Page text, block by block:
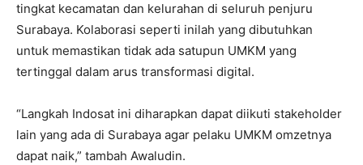
tingkat kecamatan dan kelurahan di seluruh penjuru
Surabaya. Kolaborasi seperti inilah yang dibutuhkan
untuk memastikan tidak ada satupun UMKM yang
tertinggal dalam arus transformasi digital.
“Langkah Indosat ini diharapkan dapat diikuti stakeholder
lain yang ada di Surabaya agar pelaku UMKM omzetnya
dapat naik,” tambah Awaludin.